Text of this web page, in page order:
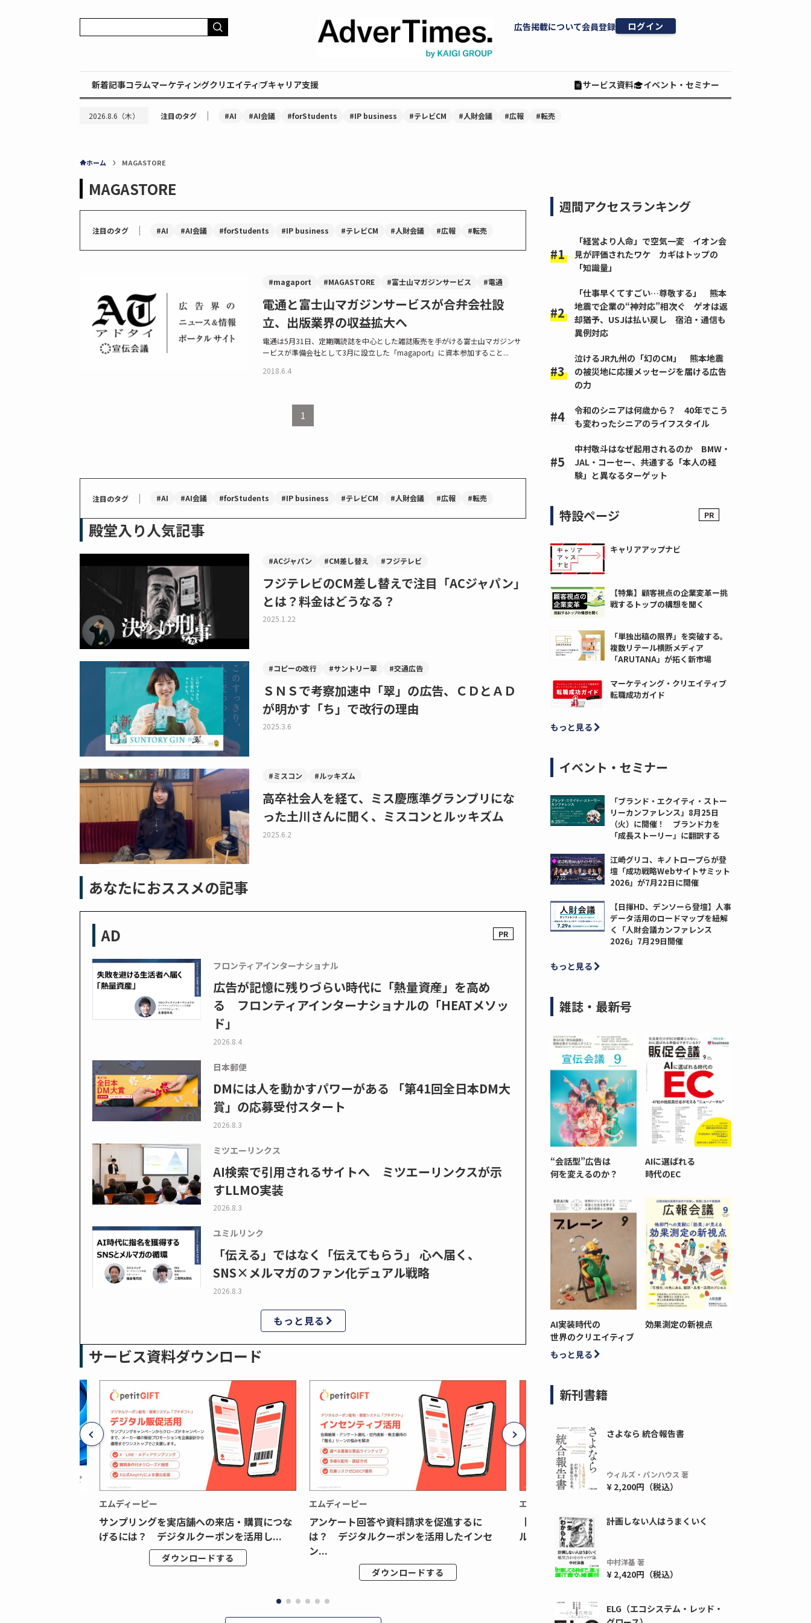
広告掲載について会員登録 ログイン
新着記事コラムマーケティングクリエイティブキャリア支援 サービス資料 イベント・セミナー
2026.8.6（木） 注目のタグ ｜ #AI #AI会議 #forStudents #IP business #テレビCM #人財会議 #広報 #転売
ホーム MAGASTORE
MAGASTORE
注目のタグ ｜ #AI #AI会議 #forStudents #IP business #テレビCM #人財会議 #広報 #転売
#magaport #MAGASTORE #富士山マガジンサービス #電通
電通と富士山マガジンサービスが合弁会社設
立、出版業界の収益拡大へ
電通は5月31日、定期購読誌を中心とした雑誌販売を手がける富士山マガジンサ
ービスが準備会社として3月に設立した「magaport」に資本参加すること...
2018.6.4
1
注目のタグ ｜ #AI #AI会議 #forStudents #IP business #テレビCM #人財会議 #広報 #転売
殿堂入り人気記事
#ACジャパン #CM差し替え #フジテレビ
フジテレビのCM差し替えで注目「ACジャパン」
とは？料金はどうなる？
2025.1.22
#コピーの改行 #サントリー翠 #交通広告
ＳＮＳで考察加速中「翠」の広告、ＣＤとＡＤ
が明かす「ち」で改行の理由
2025.3.6
#ミスコン #ルッキズム
高卒社会人を経て、ミス慶應準グランプリにな
った土川さんに聞く、ミスコンとルッキズム
2025.6.2
あなたにおススメの記事
AD
フロンティアインターナショナル
広告が記憶に残りづらい時代に「熱量資産」を高め
る フロンティアインターナショナルの「HEATメソッ
ド」
2026.8.4
日本郵便
DMには人を動かすパワーがある 「第41回全日本DM大
賞」の応募受付スタート
2026.8.3
ミツエーリンクス
AI検索で引用されるサイトへ ミツエーリンクスが示
すLLMO実装
2026.8.3
ユミルリンク
「伝える」ではなく「伝えてもらう」 心へ届く、
SNS×メルマガのファン化デュアル戦略
2026.8.3
もっと見る
サービス資料ダウンロード
エムディーピー
サンプリングを実店舗への来店・購買につな
げるには？ デジタルクーポンを活用し...
ダウンロードする
エムディーピー
アンケート回答や資料請求を促進するに
は？ デジタルクーポンを活用したインセ
ン...
ダウンロードする
エムディーピー
【月間1,000万本以上の配布実績！】デジタ
ルクーポンを活用した販促キャンペーンを...
ダウンロードする
週間アクセスランキング
「経営より人命」で空気一変 イオン会
見が評価されたワケ カギはトップの
「知識量」
「仕事早くてすごい…尊敬する」 熊本
地震で企業の“神対応”相次ぐ ゲオは返
却猶予、USJは払い戻し 宿泊・通信も
異例対応
泣けるJR九州の「幻のCM」 熊本地震
の被災地に応援メッセージを届ける広告
の力
令和のシニアは何歳から？ 40年でこう
も変わったシニアのライフスタイル
中村敬斗はなぜ起用されるのか BMW・
JAL・コーセー、共通する「本人の経
験」と異なるターゲット
特設ページ
キャリアアップナビ
【特集】顧客視点の企業変革ー挑
戦するトップの構想を聞く
「単独出稿の限界」を突破する。
複数リテール横断メディア
「ARUTANA」が拓く新市場
マーケティング・クリエイティブ
転職成功ガイド
もっと見る
イベント・セミナー
「ブランド・エクイティ・ストー
リーカンファレンス」8月25日
（火）に開催！ ブランド力を
「成長ストーリー」に翻訳する
江崎グリコ、キノトロープらが登
壇「成功戦略Webサイトサミット
2026」が7月22日に開催
【日揮HD、デンソーら登壇】人事
データ活用のロードマップを紐解
く「人財会議カンファレンス
2026」7月29日開催
もっと見る
雑誌・最新号
“会話型”広告は
何を変えるのか？
AIに選ばれる
時代のEC
AI実装時代の
世界のクリエイティブ
効果測定の新視点
もっと見る
新刊書籍
さよなら 統合報告書
ウィルズ・パンハウス 著
¥ 2,200円（税込）
計画しない人はうまくいく
中村洋基 著
¥ 2,420円（税込）
ELG（エコシステム・レッド・